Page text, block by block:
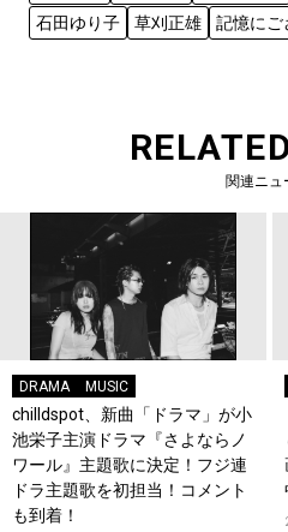
石田ゆり子
草刈正雄 記憶にご
関連ニュ
DRAMA MUSIC
chilldspot、新曲「ドラマ」が小
池栄子主演ドラマ『さよならノ
ワール』主題歌に決定！フジ連
ドラ主題歌を初担当！コメント
も到着！